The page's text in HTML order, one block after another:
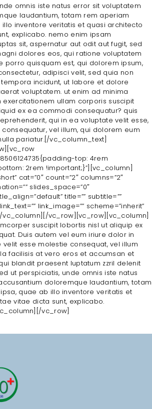
omnis iste natus error sit voluptatem
laudantium, totam rem aperiam
inventore veritatis et quasi architecto
explicabo. nemo enim ipsam
sit, aspernatur aut odit aut fugit, sed
dolores eos, qui ratione voluptatem
porro quisquam est, qui dolorem ipsum,
adipisci velit, sed quia non
incidunt, ut labore et dolore
voluptatem. ut enim ad minima
exercitationem ullam corporis suscipit
ex ea commodi consequatur? quis
qui in ea voluptate velit esse,
vel illum, qui dolorem eum
pariatur.[/vc_column_text]
top: 4rem
2rem !important;}”][vc_column]
cat=”0″ count=”2″ columns=”2″
slides_space=”0″
title=”” subtitle=””
link_image=”” scheme=”inherit”
vc_column][/vc_row][vc_row][vc_column]
suscipit lobortis nisl ut aliquip ex
Duis autem vel eum iriure dolor in
velit esse molestie consequat, vel illum
facilisis at vero eros et accumsan et
blandit praesent luptatum zzril delenit
ut perspiciatis, unde omnis iste natus
doloremque laudantium, totam
quae ab illo inventore veritatis et
vitae dicta sunt, explicabo.
vc_row]